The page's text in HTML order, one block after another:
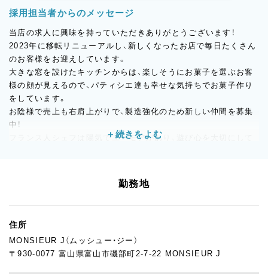
採用担当者からのメッセージ
当店の求人に興味を持っていただきありがとうございます！
2023年に移転リニューアルし、新しくなったお店で毎日たくさん
のお客様をお迎えしています。
大きな窓を設けたキッチンからは、楽しそうにお菓子を選ぶお客
様の顔が見えるので、パティシエ達も幸せな気持ちでお菓子作り
をしています。
お陰様で売上も右肩上がりで、製造強化のため新しい仲間を募集
中！
フランス人シェフは陽気でユーモアがあり、遊び心を大切にして
合わせ、20代〜40代の若手15人程のチームです。
年齢性別国籍問わず、能力に応じて仕事が増えて正当な対価を受
け取ることができます。
近隣の方はもちろん、遠方からのご応募も大歓迎です。
地方ならではのスローライフを楽しみながら、世界レベルの技術
も学べる環境なので、心に余裕を持ちながら自分磨きができる場
勤務地
住所
MONSIEUR J（ムッシュー・ジー）
〒930-0077 富山県富山市磯部町2-7-22 MONSIEUR J